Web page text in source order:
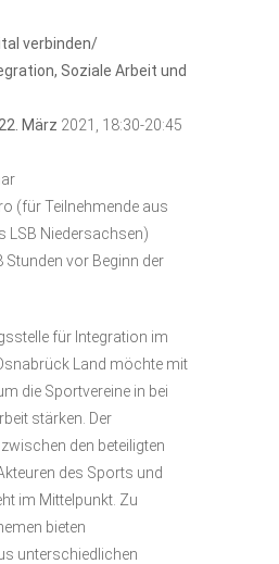
verbinden/
Soziale Arbeit und
22. März 2021, 18:30-20:45
(für Teilnehmende aus
LSB Niedersachsen)
Stunden vor Beginn der
für Integration im
Land möchte mit
die Sportvereine in bei
stärken. Der
den beteiligten
des Sports und
im Mittelpunkt. Zu
bieten
unterschiedlichen